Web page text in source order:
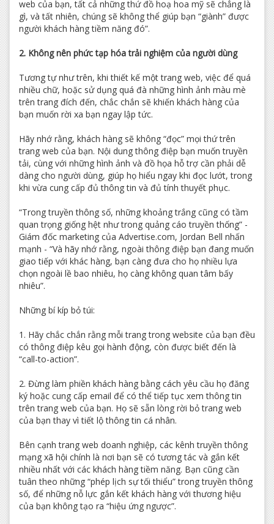
web của bạn, tất cả những thứ đồ hoạ hoa mỹ sẽ chẳng là
gì, và tất nhiên, chúng sẽ không thể giúp bạn “giành” được
người khách hàng tiềm năng đó”.
2. Không nên phức tạp hóa trải nghiệm của người dùng
Tương tự như trên, khi thiết kế một trang web, việc để quá
nhiều chữ, hoặc sử dụng quá đà những hình ảnh màu mè
trên trang đích đến, chắc chắn sẽ khiến khách hàng của
bạn muốn rời xa bạn ngay lập tức.
Hãy nhớ rằng, khách hàng sẽ không “đọc” mọi thứ trên
trang web của bạn. Nội dung thông điệp bạn muốn truyền
tải, cùng với những hình ảnh và đồ họa hỗ trợ cần phải dễ
dàng cho người dùng, giúp họ hiểu ngay khi đọc lướt, trong
khi vừa cung cấp đủ thông tin và đủ tính thuyết phục.
“Trong truyền thông số, những khoảng trắng cũng có tầm
quan trọng giống hệt như trong quảng cáo truyền thống” -
Giám đốc marketing của Advertise.com, Jordan Bell nhấn
mạnh - “Và hãy nhớ rằng, ngoài thông điệp bạn đang muốn
giao tiếp với khác hàng, bạn càng đưa cho họ nhiều lựa
chọn ngoài lề bao nhiêu, họ càng không quan tâm bấy
nhiêu”.
Những bí kíp bỏ túi:
1. Hãy chắc chắn rằng mỗi trang trong website của bạn đều
có thông điệp kêu gọi hành động, còn được biết đến là
“call-to-action”.
2. Đừng làm phiền khách hàng bằng cách yêu cầu họ đăng
ký hoặc cung cấp email để có thể tiếp tục xem thông tin
trên trang web của bạn. Họ sẽ sẵn lòng rời bỏ trang web
của bạn thay vì tiết lộ thông tin cá nhân.
Bên cạnh trang web doanh nghiệp, các kênh truyền thông
mạng xã hội chính là nơi bạn sẽ có tương tác và gắn kết
nhiều nhất với các khách hàng tiềm năng. Bạn cũng cần
tuân theo những “phép lịch sự tối thiểu” trong truyền thông
số, để những nỗ lực gắn kết khách hàng với thương hiệu
của bạn không tạo ra “hiệu ứng ngược”.